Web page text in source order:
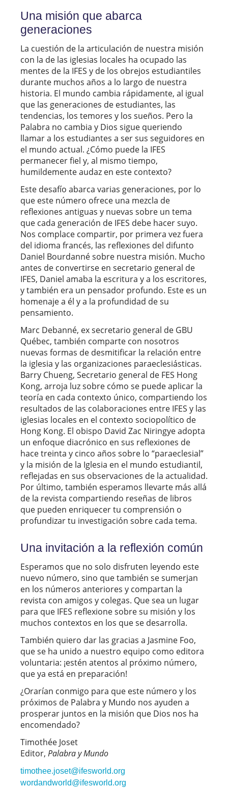
Una misión que abarca
generaciones
La cuestión de la articulación de nuestra misión
con la de las iglesias locales ha ocupado las
mentes de la IFES y de los obrejos estudiantiles
durante muchos años a lo largo de nuestra
historia. El mundo cambia rápidamente, al igual
que las generaciones de estudiantes, las
tendencias, los temores y los sueños. Pero la
Palabra no cambia y Dios sigue queriendo
llamar a los estudiantes a ser sus seguidores en
el mundo actual. ¿Cómo puede la IFES
permanecer fiel y, al mismo tiempo,
humildemente audaz en este contexto?
Este desafío abarca varias generaciones, por lo
que este número ofrece una mezcla de
reflexiones antiguas y nuevas sobre un tema
que cada generación de IFES debe hacer suyo.
Nos complace compartir, por primera vez fuera
del idioma francés, las reflexiones del difunto
Daniel Bourdanné sobre nuestra misión. Mucho
antes de convertirse en secretario general de
IFES, Daniel amaba la escritura y a los escritores,
y también era un pensador profundo. Este es un
homenaje a él y a la profundidad de su
pensamiento.
Marc Debanné, ex secretario general de GBU
Québec, también comparte con nosotros
nuevas formas de desmitificar la relación entre
la iglesia y las organizaciones paraeclesiásticas.
Barry Chueng, Secretario general de FES Hong
Kong, arroja luz sobre cómo se puede aplicar la
teoría en cada contexto único, compartiendo los
resultados de las colaboraciones entre IFES y las
iglesias locales en el contexto sociopolítico de
Hong Kong. El obispo David Zac Niringye adopta
un enfoque diacrónico en sus reflexiones de
hace treinta y cinco años sobre lo “paraeclesial”
y la misión de la Iglesia en el mundo estudiantil,
reflejadas en sus observaciones de la actualidad.
Por último, también esperamos llevarte más allá
de la revista compartiendo reseñas de libros
que pueden enriquecer tu comprensión o
profundizar tu investigación sobre cada tema.
Una invitación a la reflexión común
Esperamos que no solo disfruten leyendo este
nuevo número, sino que también se sumerjan
en los números anteriores y compartan la
revista con amigos y colegas. Que sea un lugar
para que IFES reflexione sobre su misión y los
muchos contextos en los que se desarrolla.
También quiero dar las gracias a Jasmine Foo,
que se ha unido a nuestro equipo como editora
voluntaria: ¡estén atentos al próximo número,
que ya está en preparación!
¿Orarían conmigo para que este número y los
próximos de Palabra y Mundo nos ayuden a
prosperar juntos en la misión que Dios nos ha
encomendado?
Timothée Joset
Editor, Palabra y Mundo
timothee.joset@ifesworld.org
wordandworld@ifesworld.org